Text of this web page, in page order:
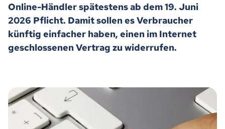
Online-Händler spätestens ab dem 19. Juni
2026 Pflicht. Damit sollen es Verbraucher
künftig einfacher haben, einen im Internet
geschlossenen Vertrag zu widerrufen.